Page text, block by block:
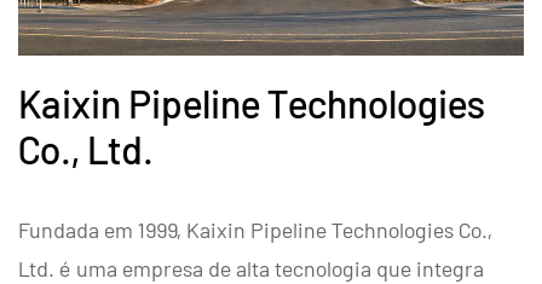
Kaixin Pipeline Technologies
Co., Ltd.
Fundada em 1999, Kaixin Pipeline Technologies Co.,
Ltd. é uma empresa de alta tecnologia que integra